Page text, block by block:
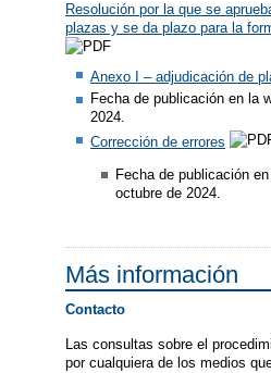
Resolución por la que se
plazas y se da plazo para la
Anexo I – adjudicación de
Fecha de publicación en la
2024.
Corrección de errores
Fecha de publicación
octubre de 2024.
Más información
Contacto
Las consultas sobre el
por cualquiera de los medios